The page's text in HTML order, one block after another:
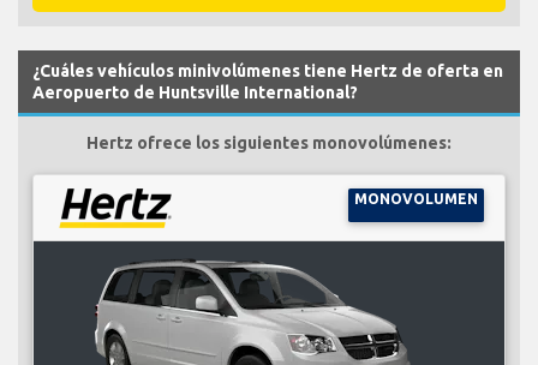
¿Cuáles vehículos minivolúmenes tiene Hertz de oferta en
Aeropuerto de Huntsville International?
Hertz ofrece los siguientes monovolúmenes:
MONOVOLUMEN